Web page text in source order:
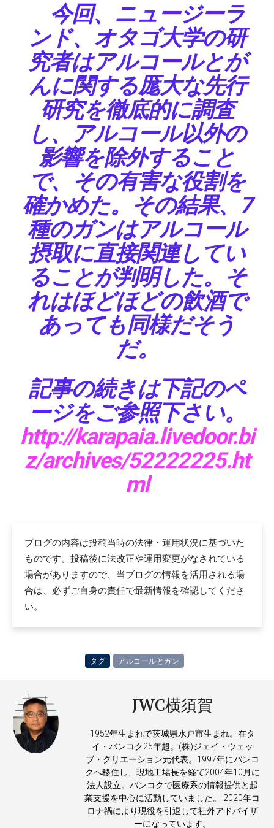
今回、ニュージーラ
ンド、オタゴ大学の研
究者はアルコールとが
んに関する厖大な先行
研究を徹底的に調査
し、アルコール以外の
影響を除外すること
で、その有害な役割を
確かめた。その結果、7
種のガンはアルコール
摂取に直接関連してい
ることが判明した。そ
れはほどほどの飲酒で
あっても同様だそう
だ。
記事の続きは下記のペ
ージをご参照下さい。
http://karapaia.livedoor.bi
z/archives/52222225.ht
ml
ブログの内容は投稿当時の法律・運用状況に基づいた
ものです。投稿後に法改正や運用変更がなされている
場合がありますので、当ブログの情報を活用される場
合は、必ずご自身の責任で最新情報を確認してくださ
い。
タグ アルコールとガン
JWC横須賀
1952年生まれで茨城県水戸市生まれ。在タ
イ・バンコク25年超。(株)ジェイ・ウェッ
ブ・クリエーション元代表。1997年にバンコ
クへ移住し、現地工場長を経て2004年10月に
法人設立。バンコクで医療系の情報提供と起
業支援を中心に活動していました。 2020年コ
ロナ禍により現役を引退して社外アドバイザ
ーになっています。